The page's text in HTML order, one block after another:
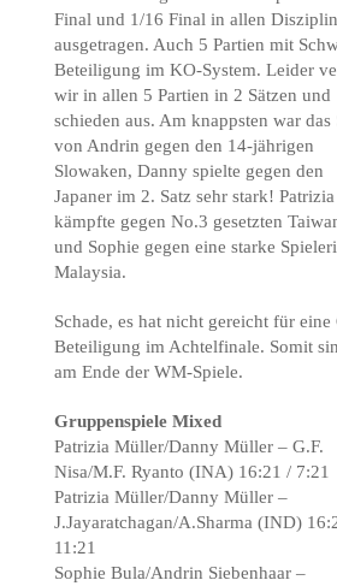
Final und 1/16 Final in allen
ausgetragen. Auch 5 Partien mit
Beteiligung im KO-System. Leider
wir in allen 5 Partien in 2 Sätzen und
schieden aus. Am knappsten war das
von Andrin gegen den 14-jährigen
Slowaken, Danny spielte gegen den
Japaner im 2. Satz sehr stark! Patrizia
kämpfte gegen No.3 gesetzten
und Sophie gegen eine starke
Malaysia.
Schade, es hat nicht gereicht für eine
Beteiligung im Achtelfinale. Somit
am Ende der WM-Spiele.
Gruppenspiele Mixed
Patrizia Müller/Danny Müller – G.F.
Nisa/M.F. Ryanto (INA) 16:21 / 7:21
Patrizia Müller/Danny Müller –
J.Jayaratchagan/A.Sharma (IND)
11:21
Sophie Bula/Andrin Siebenhaar –